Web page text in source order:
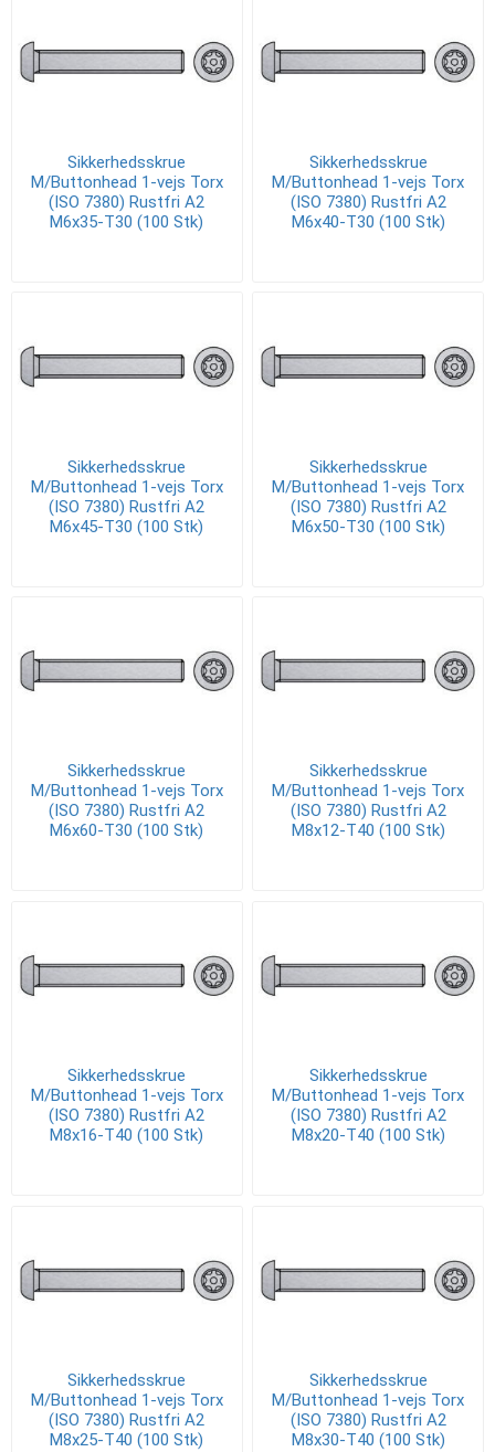
Sikkerhedsskrue
M/Buttonhead 1-vejs Torx
(ISO 7380) Rustfri A2
M6x35-T30 (100 Stk)
Sikkerhedsskrue
M/Buttonhead 1-vejs Torx
(ISO 7380) Rustfri A2
M6x40-T30 (100 Stk)
Sikkerhedsskrue
M/Buttonhead 1-vejs Torx
(ISO 7380) Rustfri A2
M6x45-T30 (100 Stk)
Sikkerhedsskrue
M/Buttonhead 1-vejs Torx
(ISO 7380) Rustfri A2
M6x50-T30 (100 Stk)
Sikkerhedsskrue
M/Buttonhead 1-vejs Torx
(ISO 7380) Rustfri A2
M6x60-T30 (100 Stk)
Sikkerhedsskrue
M/Buttonhead 1-vejs Torx
(ISO 7380) Rustfri A2
M8x12-T40 (100 Stk)
Sikkerhedsskrue
M/Buttonhead 1-vejs Torx
(ISO 7380) Rustfri A2
M8x16-T40 (100 Stk)
Sikkerhedsskrue
M/Buttonhead 1-vejs Torx
(ISO 7380) Rustfri A2
M8x20-T40 (100 Stk)
Sikkerhedsskrue
M/Buttonhead 1-vejs Torx
(ISO 7380) Rustfri A2
M8x25-T40 (100 Stk)
Sikkerhedsskrue
M/Buttonhead 1-vejs Torx
(ISO 7380) Rustfri A2
M8x30-T40 (100 Stk)